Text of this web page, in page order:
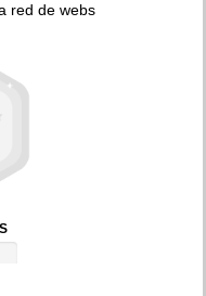
red de webs